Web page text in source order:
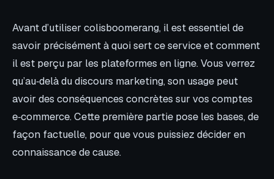
Avant d’utiliser colisboomerang, il est essentiel de
savoir précisément à quoi sert ce service et comment
il est perçu par les plateformes en ligne. Vous verrez
qu’au‑delà du discours marketing, son usage peut
avoir des conséquences concrètes sur vos comptes
e‑commerce. Cette première partie pose les bases, de
façon factuelle, pour que vous puissiez décider en
connaissance de cause.